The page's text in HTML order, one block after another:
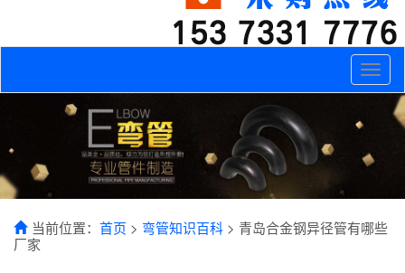
Toggle
当前位置： 首页 > 弯管知识百科 > 青岛合金钢异径管有哪些
厂家